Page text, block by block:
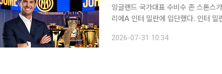
잉글랜드 국가대표 수비수 존 스톤스
리에A 인터 밀란에 입단했다. 인터 밀란은 30일(현지시간) 스톤스와 2028년 6월 30일까지 계약
었다. 스톤스는 인터 밀란 구단을
2026-07-31 10:34